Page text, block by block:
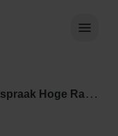
Verbintenissenrecht. Overeenkomstenrecht (ECLI:NL:HR:2024:980, 28 juni 2024, 23/01121)